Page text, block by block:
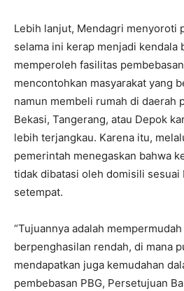
Lebih lanjut, Mendagri menyoroti
selama ini kerap menjadi kendala
memperoleh fasilitas
mencontohkan masyarakat yang
namun membeli rumah di daerah
Bekasi, Tangerang, atau Depok
lebih terjangkau. Karena itu,
pemerintah menegaskan bahwa
tidak dibatasi oleh domisili sesuai
setempat.
“Tujuannya adalah
berpenghasilan rendah, di mana
mendapatkan juga kemudahan
pembebasan PBG, Persetujuan